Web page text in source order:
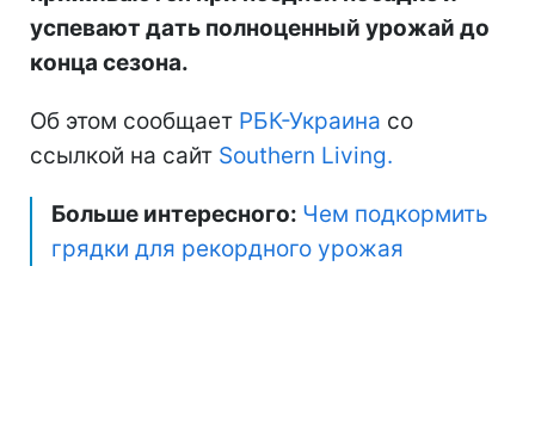
успевают дать полноценный урожай до
конца сезона.
Об этом сообщает РБК-Украина со
ссылкой на сайт Southern Living.
Больше интересного: Чем подкормить
грядки для рекордного урожая